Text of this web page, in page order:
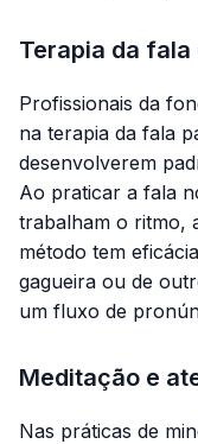
Terapia da
Profissionais da
na terapia da fala
desenvolverem
Ao praticar a fala
trabalham o ritmo,
método tem
gagueira ou de
um fluxo de
Meditação e
Nas práticas de